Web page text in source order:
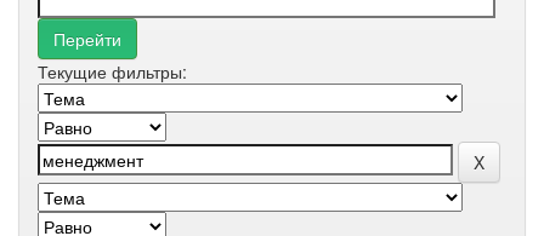
Текущие фильтры: